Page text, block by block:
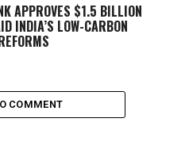
APPROVES $1.5 BILLION
INDIA’S LOW-CARBON
COMMENT